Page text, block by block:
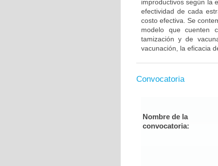
improductivos según la
efectividad de cada
costo efectiva. Se
modelo que cuenten
tamización y de
vacunación, la eficacia
Convocatoria
Nombre de la
convocatoria: